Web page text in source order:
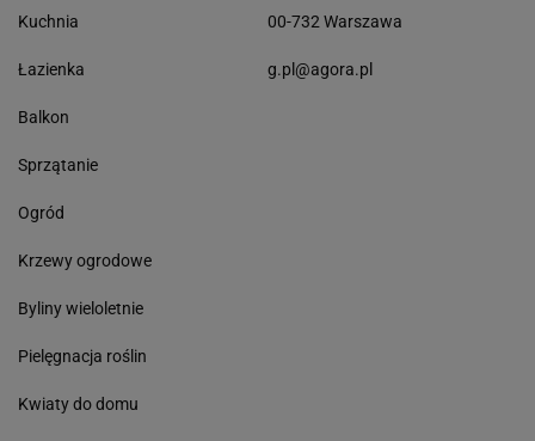
Kuchnia
Łazienka
Balkon
Sprzątanie
Ogród
Krzewy ogrodowe
Byliny wieloletnie
Pielęgnacja roślin
Kwiaty do domu
00-732 Warszawa
g.pl@agora.pl